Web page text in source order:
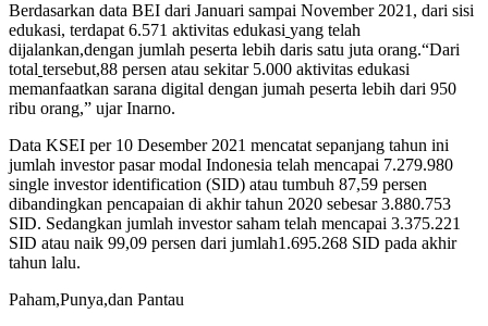
Berdasarkan data BEI dari Januari sampai November 2021, dari sisi
edukasi, terdapat 6.571 aktivitas edukasi yang telah
dijalankan,dengan jumlah peserta lebih daris satu juta orang.“Dari
total tersebut,88 persen atau sekitar 5.000 aktivitas edukasi
memanfaatkan sarana digital dengan jumah peserta lebih dari 950
ribu orang,” ujar Inarno.
Data KSEI per 10 Desember 2021 mencatat sepanjang tahun ini
jumlah investor pasar modal Indonesia telah mencapai 7.279.980
single investor identification (SID) atau tumbuh 87,59 persen
dibandingkan pencapaian di akhir tahun 2020 sebesar 3.880.753
SID. Sedangkan jumlah investor saham telah mencapai 3.375.221
SID atau naik 99,09 persen dari jumlah1.695.268 SID pada akhir
tahun lalu.
Paham,Punya,dan Pantau